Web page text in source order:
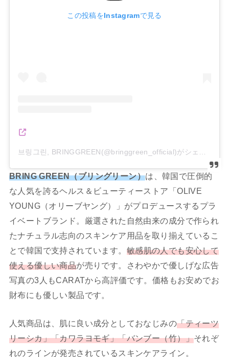
この投稿をInstagramで見る
BRING GREEN（ブリングリーン）は、韓国で圧倒的
な人気を誇るヘルス＆ビューティーストア「OLIVE
YOUNG（オリーブヤング）」がプロデュースするプラ
イベートブランド。厳選された自然由来の成分で作られ
たナチュラル志向のスキンケア用品を取り揃えているこ
とで韓国で支持されています。 敏感肌の人でも安心して
使える優しい商品が売りです。さわやかで優しげな広告
写真の3人もCARATから高評価です。価格もお安めでお
財布にも優しい製品です。
人気商品は、肌に良い成分としておなじみの「ティーツ
リーシカ」「カワラヨモギ」「バンブー（竹）」それぞ
れのラインが発売されているスキンケアライン。